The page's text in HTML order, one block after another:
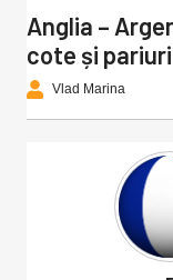
Anglia –
cote și
Vlad Marina